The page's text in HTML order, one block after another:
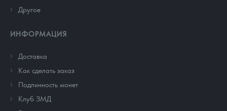
Другое
ИНФОРМАЦИЯ
Доставка
Как сделать заказ
Подлинность монет
Клуб ЗМД